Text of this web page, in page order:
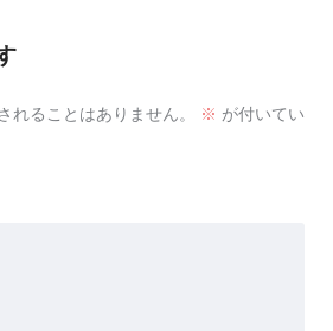
れることはありません。 ※ が付いてい